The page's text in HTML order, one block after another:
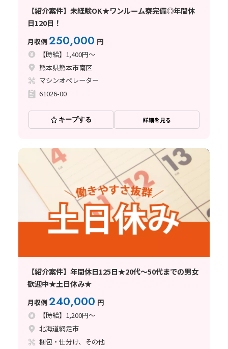
【紹介案件】未経験OK★ワンルーム寮完備◎年間休
日120日！
月収例250,000 円
【時給】1,400円～
熊本県熊本市南区
マシンオペレーター
61026-00
キープする 詳細を見る
【紹介案件】年間休日125日★20代～50代までの男女
歓迎中★土日休み★
月収例240,000 円
【時給】1,200円～
北海道網走市
梱包・仕分け、その他